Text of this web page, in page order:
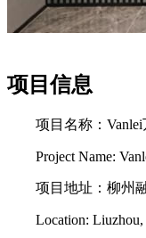
项目信息
项目名称：Vanlei
Project Name:
项目地址：柳州融
Location: Liuzhou,